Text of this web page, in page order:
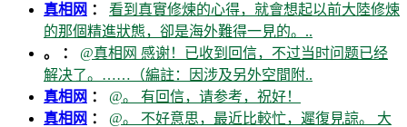
真相网 ： 看到真實修煉的心得，就會想起以前大陸修煉
的那個精進狀態，卻是海外難得一見的。..
。 ： @真相网 感谢！已收到回信，不过当时问题已经
解决了。……（編註：因涉及另外空間附..
真相网 ： @。 有回信，请参考，祝好！
真相网 ： @。 不好意思，最近比較忙，遲復見諒。 大